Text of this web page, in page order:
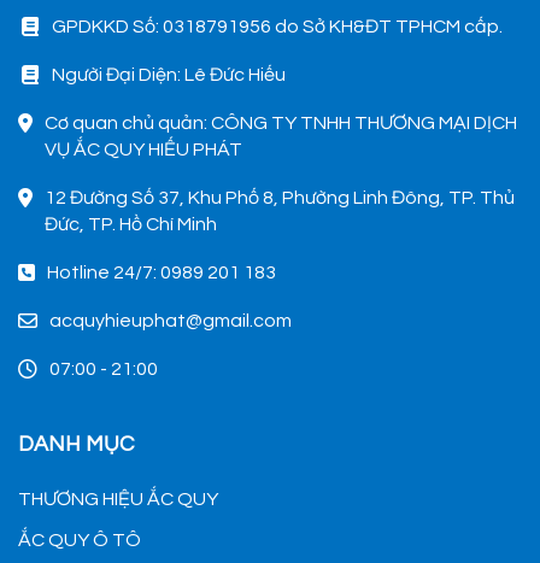
GPDKKD Số: 0318791956 do Sở KH&ĐT TPHCM cấp.
Người Đại Diện: Lê Đức Hiếu
Cơ quan chủ quản: CÔNG TY TNHH THƯƠNG MẠI DỊCH
VỤ ẮC QUY HIẾU PHÁT
12 Đường Số 37, Khu Phố 8, Phường Linh Đông, TP. Thủ
Đức, TP. Hồ Chí Minh
Hotline 24/7: 0989 201 183
acquyhieuphat@gmail.com
07:00 - 21:00
DANH MỤC
THƯƠNG HIỆU ẮC QUY
ẮC QUY Ô TÔ